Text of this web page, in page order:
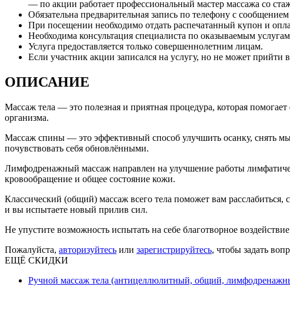
— по акции работает профессиональный мастер массажа со
Обязательна предварительная запись по телефону с
При посещении необходимо отдать распечатанный купон и
Необходима консультация специалиста по оказываемым
Услуга предоставляется только совершеннолетним лицам.
Если участник акции записался на услугу, но не может прийти
ОПИСАНИЕ
Массаж тела — это полезная и приятная процедура, которая
организма.
Массаж спины — это эффективный способ улучшить осанку, снять
почувствовать себя обновлёнными.
Лимфодренажный массаж направлен на улучшение работы
кровообращение и общее состояние кожи.
Классический (общий) массаж всего тела поможет вам
и вы испытаете новый прилив сил.
Не упустите возможность испытать на себе благотворное
Пожалуйста, авторизуйтесь или зарегистрируйтесь, чтобы задать
ЕЩЁ СКИДКИ
Ручной массаж тела (антицеллюлитный, общий,